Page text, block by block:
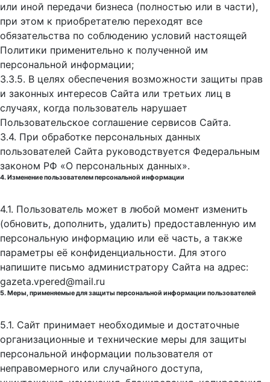
или иной передачи бизнеса (полностью или в части),
при этом к приобретателю переходят все
обязательства по соблюдению условий настоящей
Политики применительно к полученной им
персональной информации;
3.3.5. В целях обеспечения возможности защиты прав
и законных интересов Сайта или третьих лиц в
случаях, когда пользователь нарушает
Пользовательское соглашение сервисов Сайта.
3.4. При обработке персональных данных
пользователей Сайта руководствуется Федеральным
законом РФ «О персональных данных».
4. Изменение пользователем персональной информации
4.1. Пользователь может в любой момент изменить
(обновить, дополнить, удалить) предоставленную им
персональную информацию или её часть, а также
параметры её конфиденциальности. Для этого
напишите письмо администратору Сайта на адрес:
gazeta.vpered@mail.ru
5. Меры, применяемые для защиты персональной информации пользователей
5.1. Сайт принимает необходимые и достаточные
организационные и технические меры для защиты
персональной информации пользователя от
неправомерного или случайного доступа,